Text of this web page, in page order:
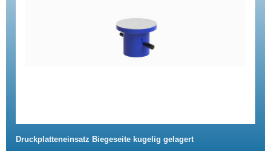
Druckplatteneinsatz Biegeseite kugelig gelagert